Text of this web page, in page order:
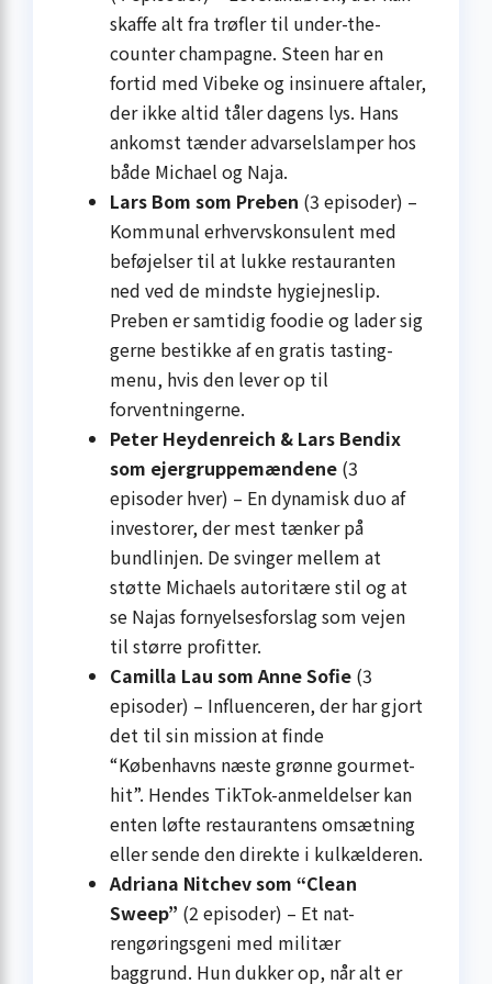
skaffe alt fra trøfler til under-the-
counter champagne. Steen har en
fortid med Vibeke og insinuere aftaler,
der ikke altid tåler dagens lys. Hans
ankomst tænder advarselslamper hos
både Michael og Naja.
Lars Bom som Preben (3 episoder) –
Kommunal erhvervskonsulent med
beføjelser til at lukke restauranten
ned ved de mindste hygiejneslip.
Preben er samtidig foodie og lader sig
gerne bestikke af en gratis tasting-
menu, hvis den lever op til
forventningerne.
Peter Heydenreich & Lars Bendix
som ejergruppemændene (3
episoder hver) – En dynamisk duo af
investorer, der mest tænker på
bundlinjen. De svinger mellem at
støtte Michaels autoritære stil og at
se Najas fornyelsesforslag som vejen
til større profitter.
Camilla Lau som Anne Sofie (3
episoder) – Influenceren, der har gjort
det til sin mission at finde
“Københavns næste grønne gourmet-
hit”. Hendes TikTok-anmeldelser kan
enten løfte restaurantens omsætning
eller sende den direkte i kulkælderen.
Adriana Nitchev som “Clean
Sweep” (2 episoder) – Et nat-
rengøringsgeni med militær
baggrund. Hun dukker op, når alt er